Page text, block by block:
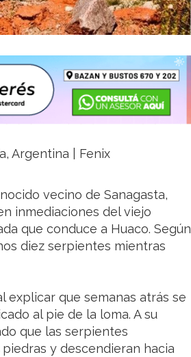
Argentina | Fenix
vecino de Sanagasta,
inmediaciones del viejo
que conduce a Huaco. Según
diez serpientes mientras
explicar que semanas atrás se
al pie de la loma. A su
que las serpientes
y descendieran hacia